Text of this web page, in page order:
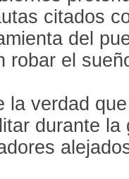
citados
del
robar el
la verdad
durante